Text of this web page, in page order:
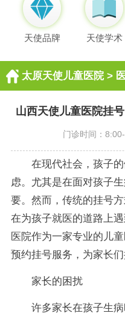
天使品牌 天使学术
太原天使儿童医院>
山西天使儿童医院挂
门诊时间：
在现代社会，孩子
虑。尤其是在面对孩子
要。然而，传统的挂号
在为孩子就医的道路上
医院作为一家专业的儿
预约挂号服务，为家长们
家长的困扰
许多家长在孩子生